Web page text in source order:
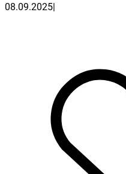
08.09.2025|